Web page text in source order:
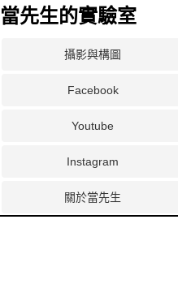
當先生的實驗室
攝影與構圖
Facebook
Youtube
Instagram
關於當先生